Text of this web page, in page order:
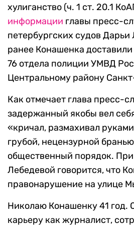
хулиганство (ч. 1 ст. 20.1
информации главы пресс-
петербургских судов
ранее Конашенка
76 отдела полиции УМВД
Центральному району
Как отмечает глава пресс-
задержанный якобы вел
«кричал, размахивал
грубой, нецензурной
общественный порядок.
Лебедевой говорится, что
правонарушение на улице
Николаю Конашенку 41 год.
карьеру как журналист,